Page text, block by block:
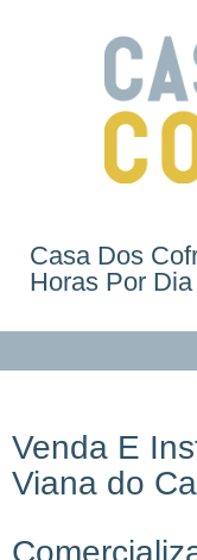
Casa Dos
Horas Por Dia
Venda E
Viana do